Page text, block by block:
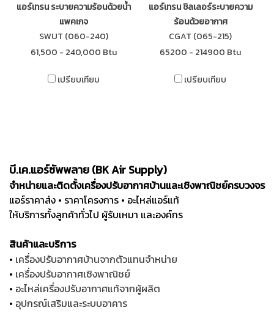
แอร์เทรน ระบายความร้อนด้วยนํ้า
แพคเกจ
SWUT (060-240)
61,500 - 240,000 Btu
เปรียบเทียบ
แอร์เทรน ชิลเลอร์ระบายความ
ร้อนด้วยอากาศ
CGAT (065-215)
65200 - 214900 Btu
เปรียบเทียบ
บี.เค.แอร์ซัพพลาย (BK Air Supply)
จำหน่ายและติดตั้งเครื่องปรับอากาศบ้านและเชิงพาณิชย์ครบวงจร
แอร์ราคาส่ง • ราคาโครงการ • อะไหล่แอร์แท้
ให้บริการทั้งลูกค้าทั่วไป ผู้รับเหมา และองค์กร
สินค้าและบริการ
• เครื่องปรับอากาศบ้านจากตัวแทนจำหน่าย
• เครื่องปรับอากาศเชิงพาณิชย์
• อะไหล่เครื่องปรับอากาศแท้จากผู้ผลิต
• อุปกรณ์เสริมและระบบอาคาร